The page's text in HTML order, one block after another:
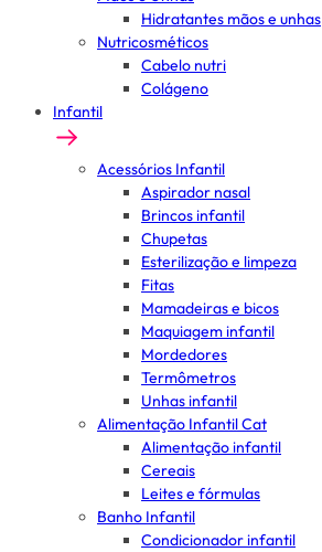
Hidratantes mãos e unhas
Nutricosméticos
Cabelo nutri
Colágeno
Infantil
Acessórios Infantil
Aspirador nasal
Brincos infantil
Chupetas
Esterilização e limpeza
Fitas
Mamadeiras e bicos
Maquiagem infantil
Mordedores
Termômetros
Unhas infantil
Alimentação Infantil Cat
Alimentação infantil
Cereais
Leites e fórmulas
Banho Infantil
Condicionador infantil